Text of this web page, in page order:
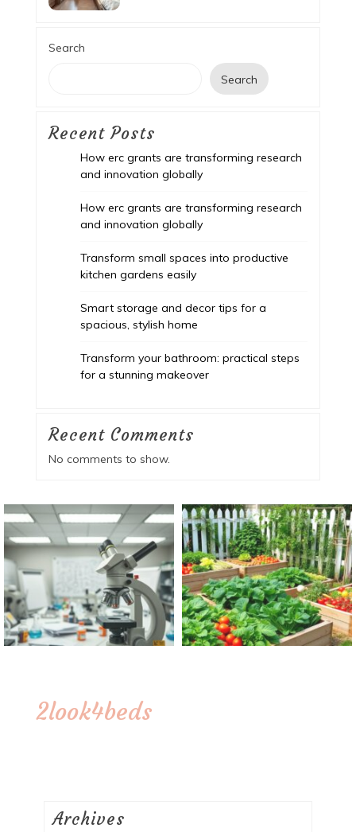
Search
Search
Recent Posts
How erc grants are transforming research
and innovation globally
How erc grants are transforming research
and innovation globally
Transform small spaces into productive
kitchen gardens easily
Smart storage and decor tips for a
spacious, stylish home
Transform your bathroom: practical steps
for a stunning makeover
Recent Comments
No comments to show.
2look4beds
Archives